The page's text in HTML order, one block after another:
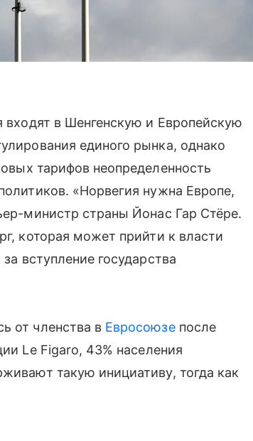
в Шенгенскую и Европейскую
единого рынка, однако
тарифов неопределенность
«Норвегия нужна Европе,
министр страны Йонас Гар Стёре.
которая может прийти к власти
вступление государства
от членства в Евросоюзепосле
Le Figaro, 43% населения
такую инициативу, тогда как